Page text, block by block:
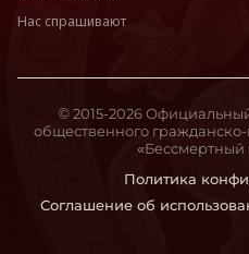
Нас спрашивают
Политика
Соглашение об
© 2015-2026
общественного
«Бессмертный